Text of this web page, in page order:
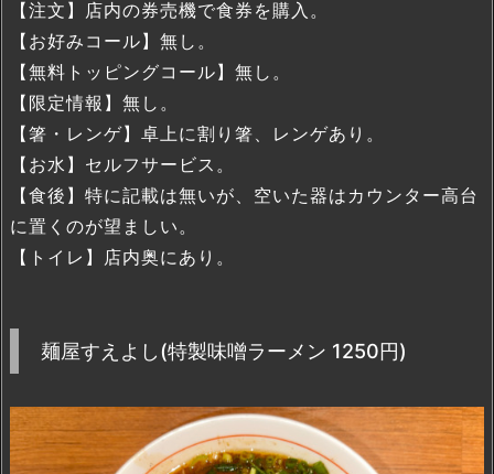
【注文】店内の券売機で食券を購入。
【お好みコール】無し。
【無料トッピングコール】無し。
【限定情報】無し。
【箸・レンゲ】卓上に割り箸、レンゲあり。
【お水】セルフサービス。
【食後】特に記載は無いが、空いた器はカウンター高台
に置くのが望ましい。
【トイレ】店内奥にあり。
麺屋すえよし(特製味噌ラーメン 1250円)